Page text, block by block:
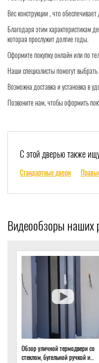
Вес конструкции , что
Благодаря этим характеристикам
которая прослужит долгие годы.
Оформите покупку онлайн или по
Наши специалисты помогут
Возможна доставка и установка в
Позвоните нам, чтобы оформить
С этой дверью также
Стандартные двери
Видеообзоры наших
Обзор уличной термодвери со
стеклом, бугельной ручкой и